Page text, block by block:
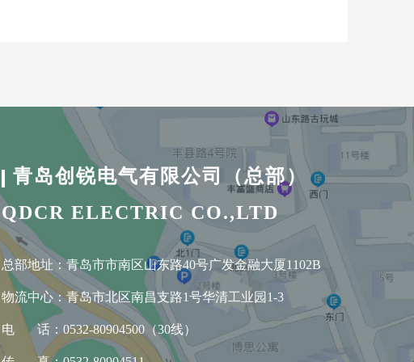
青岛创锐电气有限公司（总部）
QDCR ELECTRIC CO.,LTD
总部地址：青岛市市南区山东路40号广发金融大厦1102B
物流中心：青岛市北区南昌支路1号华清工业园1-3
电 话：0532-80904500（30线）